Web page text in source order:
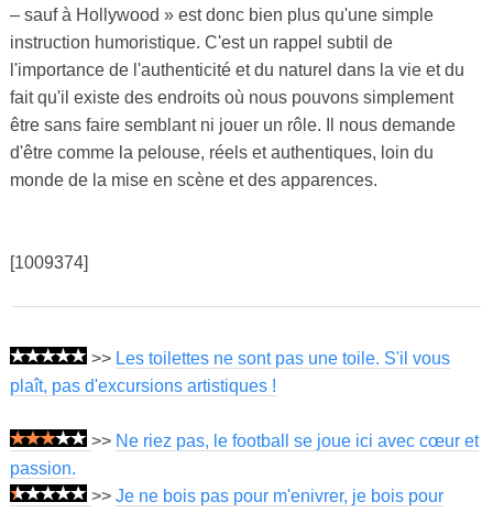
– sauf à Hollywood » est donc bien plus qu'une simple
instruction humoristique. C'est un rappel subtil de
l'importance de l'authenticité et du naturel dans la vie et du
fait qu'il existe des endroits où nous pouvons simplement
être sans faire semblant ni jouer un rôle. Il nous demande
d'être comme la pelouse, réels et authentiques, loin du
monde de la mise en scène et des apparences.
[1009374]
>> Les toilettes ne sont pas une toile. S'il vous
plaît, pas d'excursions artistiques !
>> Ne riez pas, le football se joue ici avec cœur et
passion.
>> Je ne bois pas pour m'enivrer, je bois pour